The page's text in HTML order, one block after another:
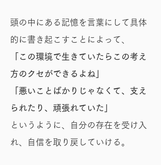
頭の中にある記憶を言葉にして具体
的に書き起こすことによって、
「この環境で生きていたらこの考え
方のクセができるよね」
「悪いことばかりじゃなくて、支え
られたり、頑張れていた」
というように、自分の存在を受け入
れ、自信を取り戻していける。